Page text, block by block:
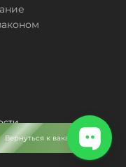
Вернуться к вакансиям